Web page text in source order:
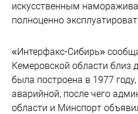
искусственным
полноценно
«Интерфакс-Сибирь»
Кемеровской области близ
была построена в 1977
аварийной, после чего
области и Минспорт